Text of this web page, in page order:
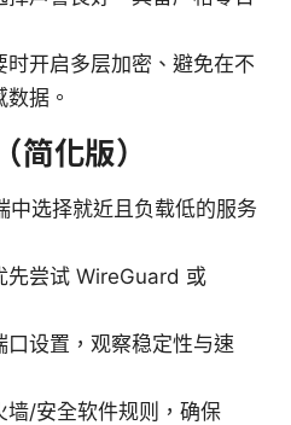
时开启多层加密、避免在不
据。
简化版）
中选择就近且负载低的服务
先尝试 WireGuard 或
设置，观察稳定性与速
墙/安全软件规则，确保